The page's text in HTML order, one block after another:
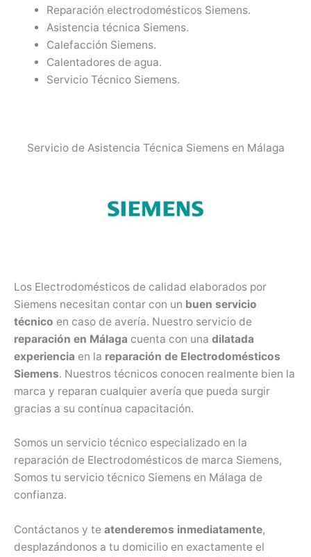
Reparación electrodomésticos Siemens.
Asistencia técnica Siemens.
Calefacción Siemens.
Calentadores de agua.
Servicio Técnico Siemens.
Servicio de Asistencia Técnica Siemens en Málaga
Los Electrodomésticos de calidad elaborados por
Siemens necesitan contar con un buen servicio
técnico en caso de avería. Nuestro servicio de
reparación en Málaga cuenta con una dilatada
experiencia en la reparación de Electrodomésticos
Siemens. Nuestros técnicos conocen realmente bien la
marca y reparan cualquier avería que pueda surgir
gracias a su contínua capacitación.
Somos un servicio técnico especializado en la
reparación de Electrodomésticos de marca Siemens,
Somos tu servicio técnico Siemens en Málaga de
confianza.
Contáctanos y te atenderemos inmediatamente,
desplazándonos a tu domicilio en exactamente el